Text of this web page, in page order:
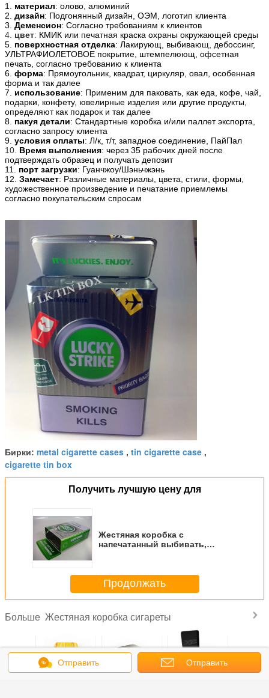
1. материал: олово, алюминий
2. дизайн: Подгонянный дизайн, ОЭМ, логотип клиента
3. Деменсион: Согласно требованиям к клиентов
4. цвет: КМИК или печатная краска охраны окружающей среды
5. поверхностная отделка: Лакирующ, выбивающ, дебоссинг,
УЛЬТРАФИОЛЕТОВОЕ покрытие, штемпелюющ, офсетная
печать, согласно требованию к клиента
6. форма: Прямоугольник, квадрат, циркуляр, овал, особенная
форма и так далее
7. использование: Применим для паковать, как еда, кофе, чай,
подарки, конфету, ювелирные изделия или другие продукты,
определяют как подарок и так далее
8. пакуя детали: Стандартные коробка и/или паллет экспорта,
согласно запросу клиента
9. условия оплаты: Л/к, т/т, западное соединение, ПайПал
10. Время выполнения: через 35 рабочих дней после
подтверждать образец и получать депозит
11. порт загрузки: Гуанчжоу/Шэньчжэнь
12. Замечает: Различные материалы, цвета, стили, формы,
художественное произведение и печатание приемлемы
согласно покупательским спросам
Бирки: metal cigarette cases , tin cigarette case ,
cigarette tin box
Получить лучшую цену для
Жестяная коробка с
напечатанный выбивать,
Продолжать
Больше Жестяная коробка сигареты
Отправить Отправить